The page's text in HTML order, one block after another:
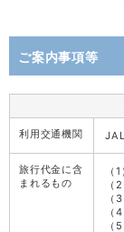
ご案内事項等
利用交通機関
旅行代金に含
まれるもの
（
（
（
（
（